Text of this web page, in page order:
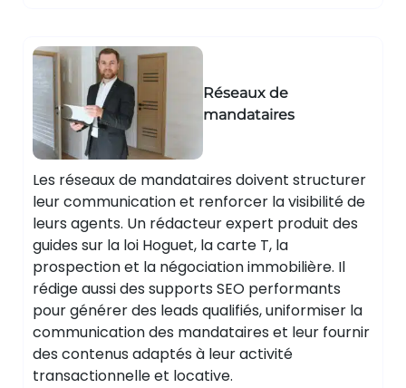
Réseaux de
mandataires
Les réseaux de mandataires doivent structurer
leur communication et renforcer la visibilité de
leurs agents. Un rédacteur expert produit des
guides sur la loi Hoguet, la carte T, la
prospection et la négociation immobilière. Il
rédige aussi des supports SEO performants
pour générer des leads qualifiés, uniformiser la
communication des mandataires et leur fournir
des contenus adaptés à leur activité
transactionnelle et locative.